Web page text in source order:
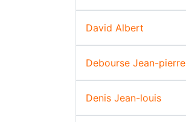
David Albert
Debourse Jean-pierre
Denis Jean-louis